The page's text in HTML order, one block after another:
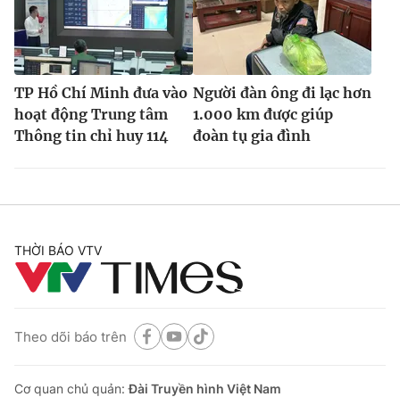
TP Hồ Chí Minh đưa vào
hoạt động Trung tâm
Thông tin chỉ huy 114
Người đàn ông đi lạc hơn
1.000 km được giúp
đoàn tụ gia đình
THỜI BÁO VTV
Theo dõi báo trên
Cơ quan chủ quản:Đài Truyền hình Việt Nam